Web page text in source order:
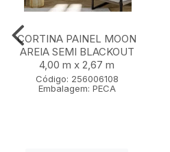
CORTINA PAINEL MOON
AREIA SEMI BLACKOUT
4,00 m x 2,67 m
Código: 256006108
Embalagem: PECA